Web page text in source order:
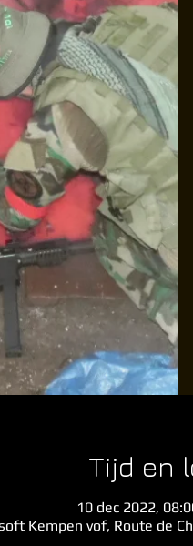
Tijd en
10 dec 2022,
Kempen vof, Route de